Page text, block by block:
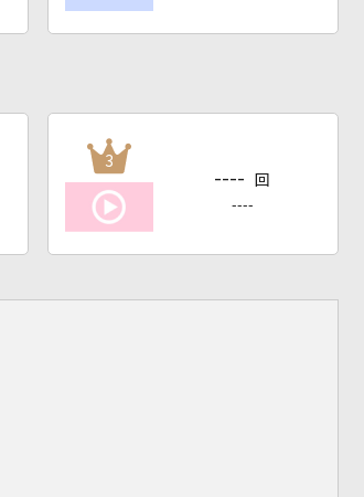
3
---- 回
----